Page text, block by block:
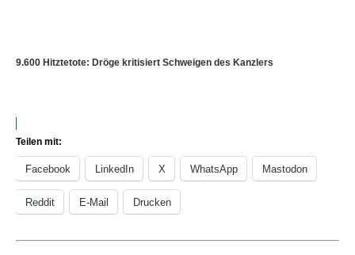
9.600 Hitztetote: Dröge kritisiert Schweigen des Kanzlers
Teilen mit:
Facebook LinkedIn X WhatsApp Mastodon
Reddit E-Mail Drucken